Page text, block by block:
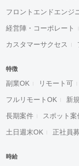
フロントエンドエンジ
経営陣・コーポレート
カスタマーサクセス
特徴
副業OK リモート可
フルリモートOK 新
長期案件 スポット案
土日週末OK 正社員
時給